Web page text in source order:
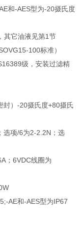
和-AES型为-20摄氏度
其它油液见第1节
100标准）
级，安装过滤精
封）-20摄氏度+80摄氏
选项/6为2-2.2N；选
；6VDC线圈为
AE和-AES型为IP67